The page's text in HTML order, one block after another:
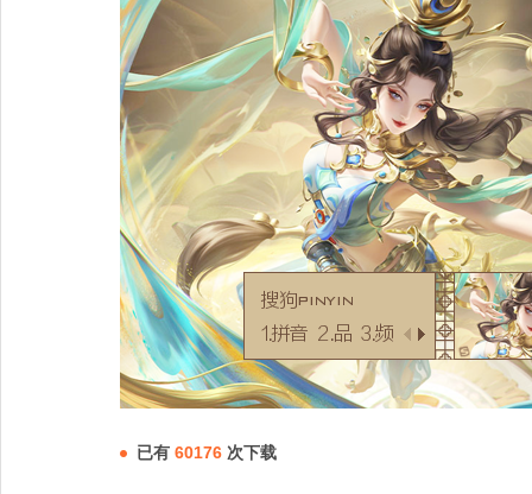
已有 60176 次下载